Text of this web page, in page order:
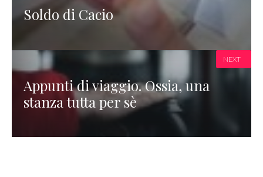
Soldo di Cacio
Appunti di viaggio. Ossia, una
stanza tutta per sè
NEXT